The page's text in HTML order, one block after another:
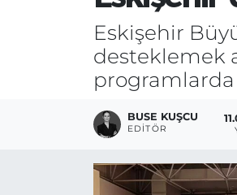
Eskişehir
desteklemek
BUSE KUŞCU
EDITÖR